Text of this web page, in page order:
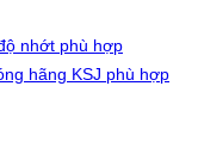
nhớt phù hợp
hãng KSJ phù hợp